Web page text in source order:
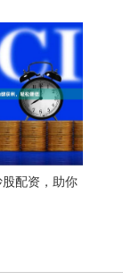
配资，助你